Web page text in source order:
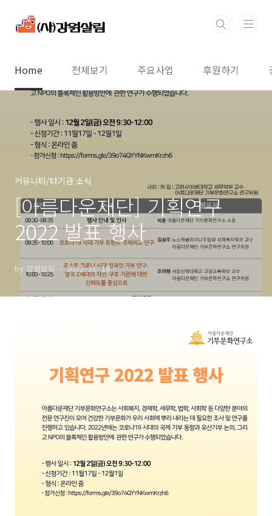
Home 전체보기 주요사업 후원하기
커뮤니티/타기관 소식
[아름다운재단] 기획연구
2022 발표 행사
by 강원살림 2022. 11. 18.